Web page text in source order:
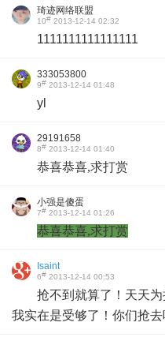
琦迹网络联盟
10# 2013-12-14 02:32
1111111111111111
333053800
9# 2013-12-14 01:48
yl
29191658
8# 2013-12-14 01:40
​恭喜恭喜,求打赏
小强是傻蛋
7# 2013-12-14 01:26
恭喜恭喜,求打赏​
Isaint
6# 2013-12-14 00:53
抢不到就算了！天天
我实在是受够了！你们抢去